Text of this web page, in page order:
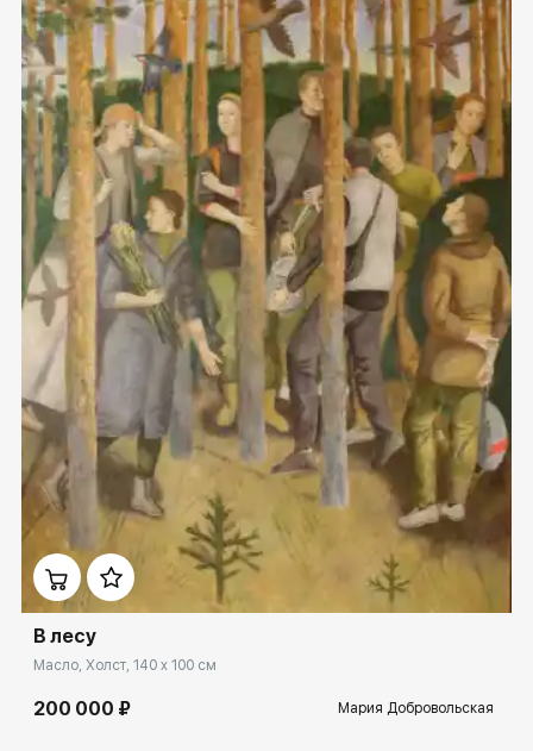
ekb.rakovgallery.ru
В лесу
Масло, Холст, 140 x 100 см
200 000 ₽ Мария Добровольская